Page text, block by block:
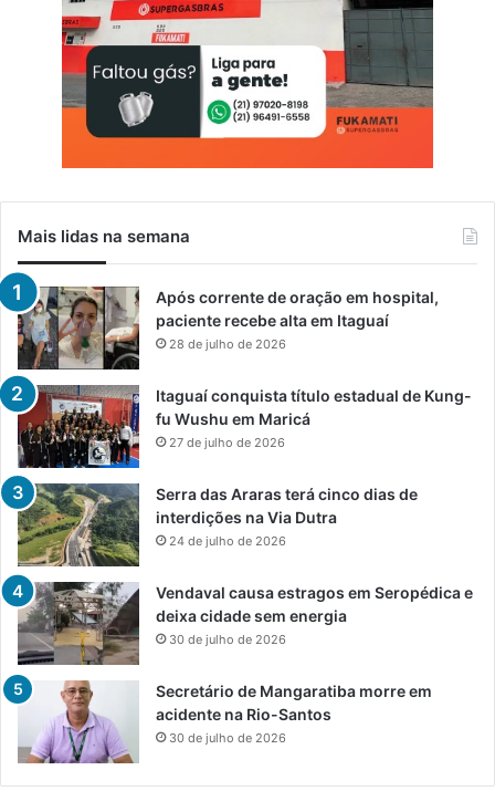
Mais lidas na semana
Após corrente de oração em hospital,
paciente recebe alta em Itaguaí
28 de julho de 2026
Itaguaí conquista título estadual de Kung-
fu Wushu em Maricá
27 de julho de 2026
Serra das Araras terá cinco dias de
interdições na Via Dutra
24 de julho de 2026
Vendaval causa estragos em Seropédica e
deixa cidade sem energia
30 de julho de 2026
Secretário de Mangaratiba morre em
acidente na Rio-Santos
30 de julho de 2026